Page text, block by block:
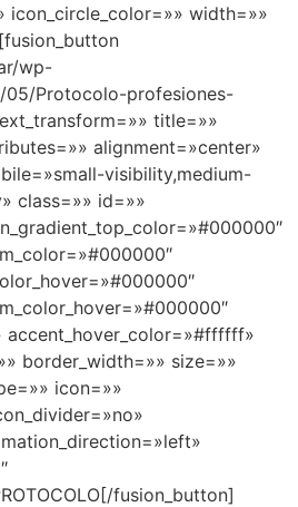
icon_circle_color=»» width=»»
wp-
Protocolo-profesiones-
title=»»
alignment=»center»
visibility,medium-
class=»» id=»»
border_width=»» size=»»
icon=»»
fusion_button]